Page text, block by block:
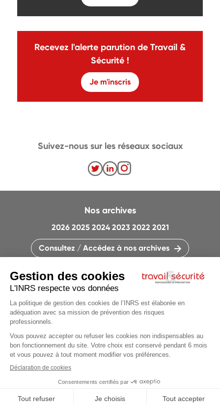
Recevez l'alerte parution de Travail &
Sécurité !
Je m'inscris
CONTACTEZ LA RÉDACTION
QUI SOMMES-NOUS ?
PLAN DU SITE
PARAMÈTRES DES COOKIES
CHARTE DES COOKIES ET TRACEURS
Nos archives
2026 2025 2024 2023 2022 2021
Consultez / Accédez à nos archives
Suivez-nous sur les réseaux sociaux